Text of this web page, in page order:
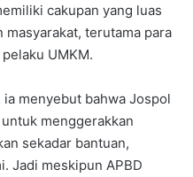
cakupan yang luas
terutama para
UMKM.
menyebut bahwa Jospol
menggerakkan
sekadar bantuan,
Jadi meskipun APBD